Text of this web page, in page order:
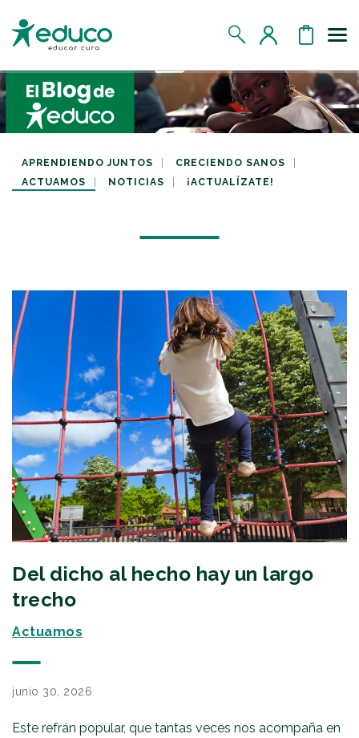
MIS DATOS
MIS APADRINADOS
MIS RETOS SOLIDARIOS
CERRAR SESIÓN
APRENDIENDO JUNTOS
CRECIENDO SANOS
ACTUAMOS
NOTICIAS ¡ACTUALÍZATE!
Del dicho al hecho hay un largo
trecho
Actuamos
junio 30, 2026
Este refrán popular, que tantas veces nos acompaña en